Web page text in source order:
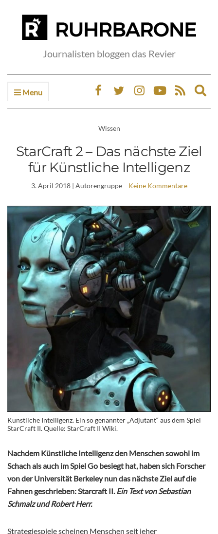
Journalisten bloggen das Revier
Menu
Wissen
StarCraft 2 – Das nächste Ziel
für Künstliche Intelligenz
3. April 2018| Autorengruppe Keine Kommentare
Künstliche Intelligenz. Ein so genannter „Adjutant“ aus dem Spiel
StarCraft II. Quelle: StarCraft II Wiki.
Nachdem Künstliche Intelligenz den Menschen sowohl im
Schach als auch im Spiel Go besiegt hat, haben sich Forscher
von der Universität Berkeley nun das nächste Ziel auf die
Fahnen geschrieben: Starcraft II.Ein Text von Sebastian
Schmalz und Robert Herr.
Strategiespiele scheinen Menschen seit jeher